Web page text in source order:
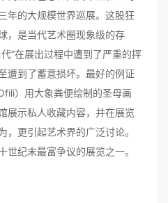
年的大规模世界巡展。这股狂
，是当代艺术圈现象级的存
”在展出过程中遭到了严重的抨
遭到了蓄意损坏。最好的例证
）用大象粪便绘制的圣母画
展示私人收藏内容，并在展览
，更引起艺术界的广泛讨论。
世纪末最富争议的展览之一。